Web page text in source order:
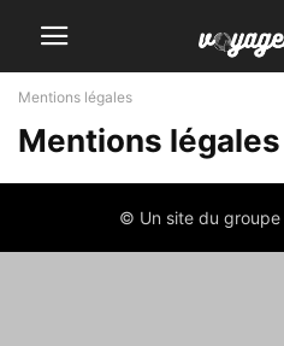
Mentions légales
Mentions légales
© Un site du groupe